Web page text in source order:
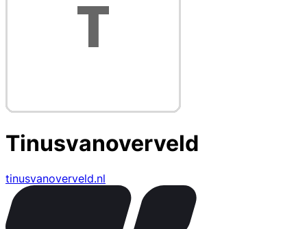
Tinusvanoverveld
tinusvanoverveld.nl